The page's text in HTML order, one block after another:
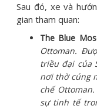
Sau đó, xe và
gian tham quan:
The Blue
Ottoman.
triều đại của
nơi thờ cúng
chế
sự tinh tế